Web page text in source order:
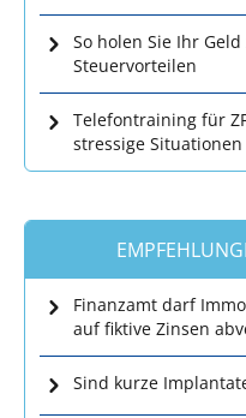
So holen Sie Ihr
Steuervorteilen
Telefontraining für
stressige Situationen
Finanzamt darf
auf fiktive Zinsen
Sind kurze